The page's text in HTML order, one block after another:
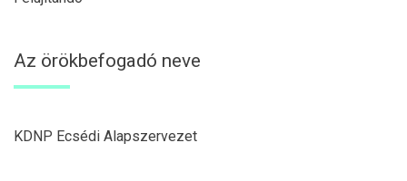
Az örökbefogadó neve
KDNP Ecsédi Alapszervezet